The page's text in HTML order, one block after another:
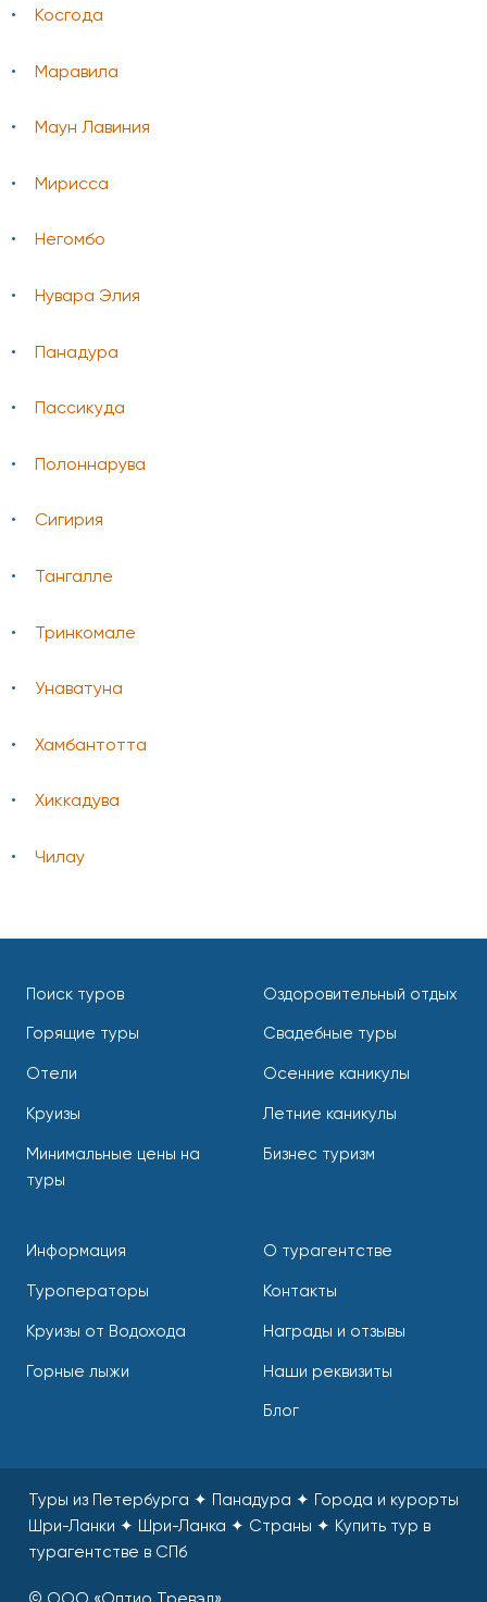
Косгода
Маравила
Маун Лавиния
Мирисса
Негомбо
Нувара Элия
Панадура
Пассикуда
Полоннарува
Сигирия
Тангалле
Тринкомале
Унаватуна
Хамбантотта
Хиккадува
Чилау
Поиск туров
Горящие туры
Отели
Круизы
Минимальные цены на
туры
Оздоровительный отдых
Свадебные туры
Осенние каникулы
Летние каникулы
Бизнес туризм
Информация
Туроператоры
Круизы от Водохода
Горные лыжи
О турагентстве
Контакты
Награды и отзывы
Наши реквизиты
Блог
Туры из Петербурга ✦ Панадура ✦ Города и курорты
Шри-Ланки ✦ Шри-Ланка ✦ Страны ✦ Купить тур в
турагентстве в СПб